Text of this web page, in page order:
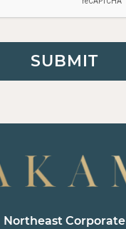
SUBMIT
Northeast Corporate